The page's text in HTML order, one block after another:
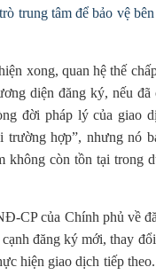
trung tâm để bảo vệ
xong, quan hệ thế
diện đăng ký, nếu
đời pháp lý của giao
hợp”, nhưng nó
không còn tồn tại trong
CP của Chính phủ về
đăng ký mới, thay
hiện giao dịch tiếp